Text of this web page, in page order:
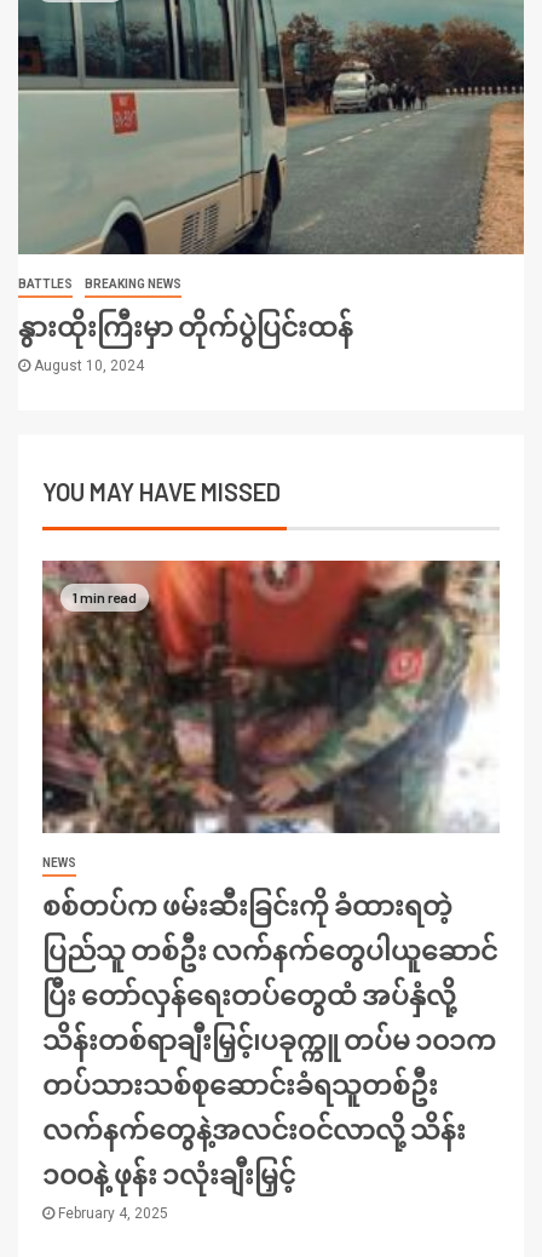
BATTLES BREAKING NEWS
နွားထိုးကြီးမှာ တိုက်ပွဲပြင်းထန်
August 10, 2024
YOU MAY HAVE MISSED
1 min read
NEWS
စစ်တပ်က ဖမ်းဆီးခြင်းကို ခံထားရတဲ့
ပြည်သူ တစ်ဦး လက်နက်တွေပါယူဆောင်
ပြီး တော်လှန်ရေးတပ်တွေထံ အပ်နှံလို့
သိန်းတစ်ရာချီးမြှင့်၊ပခုက္ကူ တပ်မ ၁၀၁က
တပ်သားသစ်စုဆောင်းခံရသူတစ်ဦး
လက်နက်တွေနဲ့အလင်းဝင်လာလို့ သိန်း
၁၀၀နဲ့ ဖုန်း ၁လုံးချီးမြှင့်
February 4, 2025